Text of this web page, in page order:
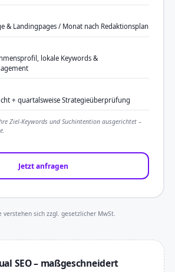
& Landingpages / Monat nach Redaktionsplan
lokale Keywords &
+ quartalsweise Strategieüberprüfung
Ziel-Keywords und Suchintention ausgerichtet –
Jetzt anfragen
verstehen sich zzgl. gesetzlicher MwSt.
SEO – maßgeschneidert